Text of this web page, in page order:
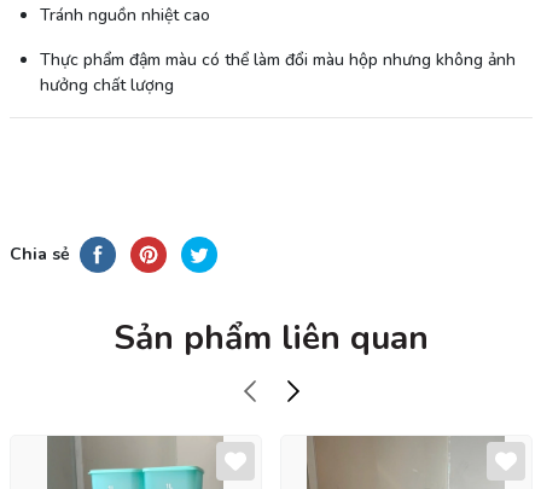
Tránh nguồn nhiệt cao
Thực phẩm đậm màu có thể làm đổi màu hộp nhưng không ảnh
hưởng chất lượng
Chia sẻ
Sản phẩm liên quan